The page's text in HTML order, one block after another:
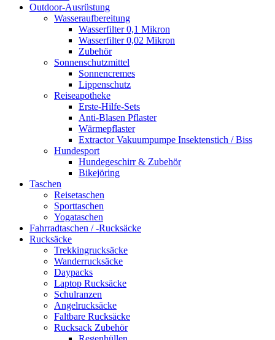
Outdoor-Ausrüstung
Wasseraufbereitung
Wasserfilter 0,1 Mikron
Wasserfilter 0,02 Mikron
Zubehör
Sonnenschutzmittel
Sonnencremes
Lippenschutz
Reiseapotheke
Erste-Hilfe-Sets
Anti-Blasen Pflaster
Wärmepflaster
Extractor Vakuumpumpe Insektenstich / Biss
Hundesport
Hundegeschirr & Zubehör
Bikejöring
Taschen
Reisetaschen
Sporttaschen
Yogataschen
Fahrradtaschen / -Rucksäcke
Rucksäcke
Trekkingrucksäcke
Wanderrucksäcke
Daypacks
Laptop Rucksäcke
Schulranzen
Angelrucksäcke
Faltbare Rucksäcke
Rucksack Zubehör